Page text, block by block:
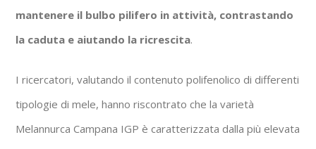
mantenere il bulbo pilifero in attività, contrastando
la caduta e aiutando la ricrescita.
I ricercatori, valutando il contenuto polifenolico di differenti
tipologie di mele, hanno riscontrato che la varietà
Melannurca Campana IGP è caratterizzata dalla più elevata